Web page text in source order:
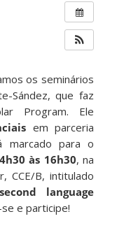
os seminários
Sández, que faz
Program. Ele
em parceria
marcado para o
às 16h30, na
CCE/B, intitulado
language
se e participe!